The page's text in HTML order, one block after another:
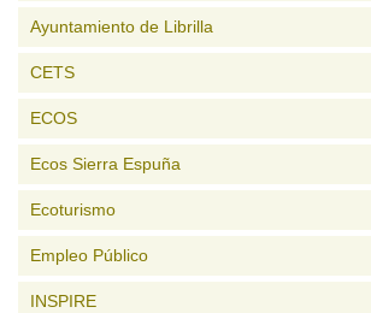
Ayuntamiento de Librilla
CETS
ECOS
Ecos Sierra Espuña
Ecoturismo
Empleo Público
INSPIRE